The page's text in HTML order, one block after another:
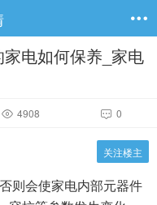

电如何保养_家电
 4908  0
关注楼主
则会使家电内部元器件